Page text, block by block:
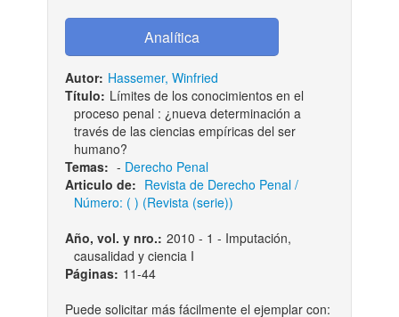
Autor: Hassemer, Winfried
Título: Límites de los conocimientos en el
proceso penal : ¿nueva determinación a
través de las ciencias empíricas del ser
humano?
Temas: - Derecho Penal
Articulo de: Revista de Derecho Penal /
Número: ( ) (Revista (serie))
Año, vol. y nro.: 2010 - 1 - Imputación,
causalidad y ciencia I
Páginas: 11-44
Puede solicitar más fácilmente el ejemplar con: